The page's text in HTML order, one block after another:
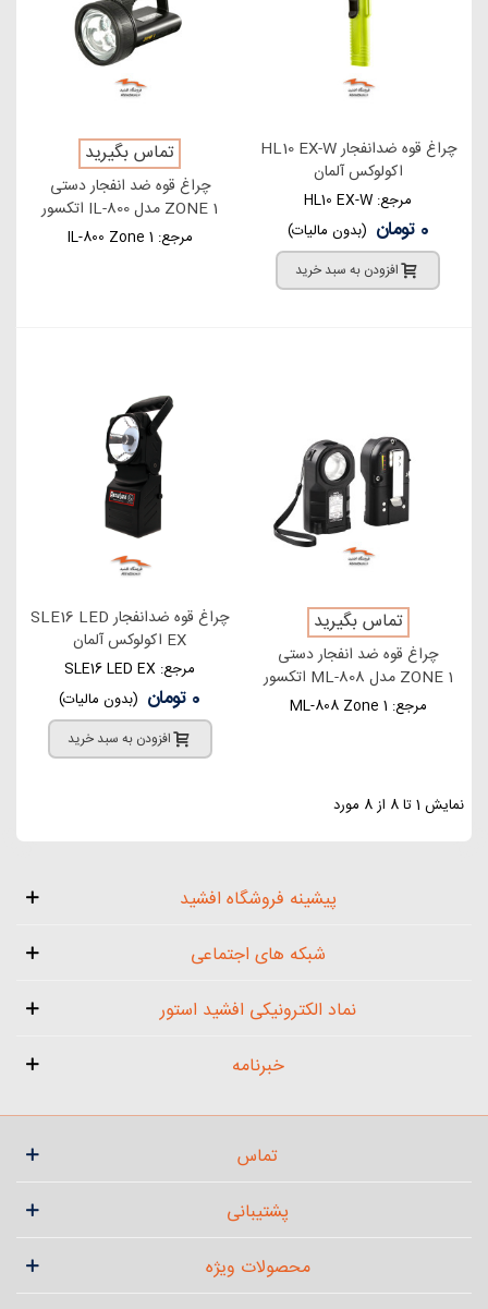
چراغ قوه ضدانفجار HL10 EX-W
اکولوکس آلمان
مرجع: HL10 EX-W
0 تومان (بدون مالیات)
افزودن به سبد خرید
تماس بگیرید
چراغ قوه ضد انفجار دستی
ZONE 1 مدل IL-800 اتکسور
مرجع: IL-800 Zone 1
تماس بگیرید
چراغ قوه ضد انفجار دستی
ZONE 1 مدل ML-808 اتکسور
مرجع: ML-808 Zone 1
چراغ قوه ضدانفجار SLE16 LED
EX اکولوکس آلمان
مرجع: SLE16 LED EX
0 تومان (بدون مالیات)
افزودن به سبد خرید
نمایش 1 تا 8 از 8 مورد
پیشینه فروشگاه افشید
شبکه های اجتماعی
نماد الکترونیکی افشید استور
خبرنامه
تماس
پشتیبانی
محصولات ویژه